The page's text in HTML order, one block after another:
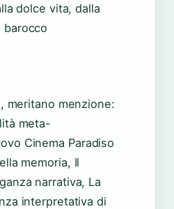
dolce vita, dalla
barocco
meritano menzione:
meta-
Cinema Paradiso
memoria, Il
narrativa, La
interpretativa di